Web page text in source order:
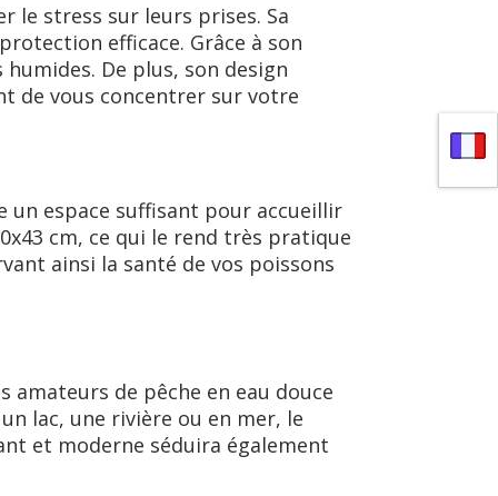
le stress sur leurs prises. Sa
efficace. Grâce à son
De plus, son design
de vous concentrer sur votre
un espace suffisant pour accueillir
cm, ce qui le rend très pratique
ainsi la santé de vos poissons
amateurs de pêche en eau douce
lac, une rivière ou en mer, le
et moderne séduira également